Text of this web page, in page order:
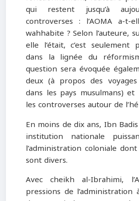
qui restent jusqu’à
controverses : l’AOMA a-t-
wahhabite ? Selon l’auteure,
elle l’était, c’est seulement
dans la lignée du
question sera évoquée
deux (à propos des
dans les pays musulmans)
les controverses autour de
En moins de dix ans, Ibn
institution nationale
l’administration coloniale
sont divers.
Avec cheikh al-Ibrahimi,
pressions de